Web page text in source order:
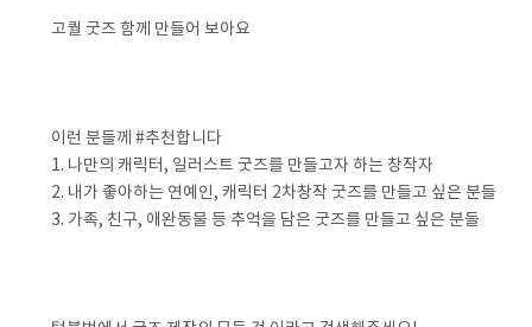
고퀄 굿즈 함께 만들어 보아요
이런 분들께 #추천합니다
1. 나만의 캐릭터, 일러스트 굿즈를 만들고자 하는 창작자
2. 내가 좋아하는 연예인, 캐릭터 2차창작 굿즈를 만들고 싶은 분들
3. 가족, 친구, 애완동물 등 추억을 담은 굿즈를 만들고 싶은 분들